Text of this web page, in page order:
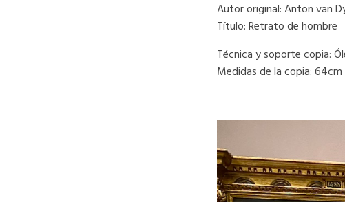
Autor original: Anton van
Título: Retrato de hombre
Técnica y soporte copia:
Medidas de la copia: